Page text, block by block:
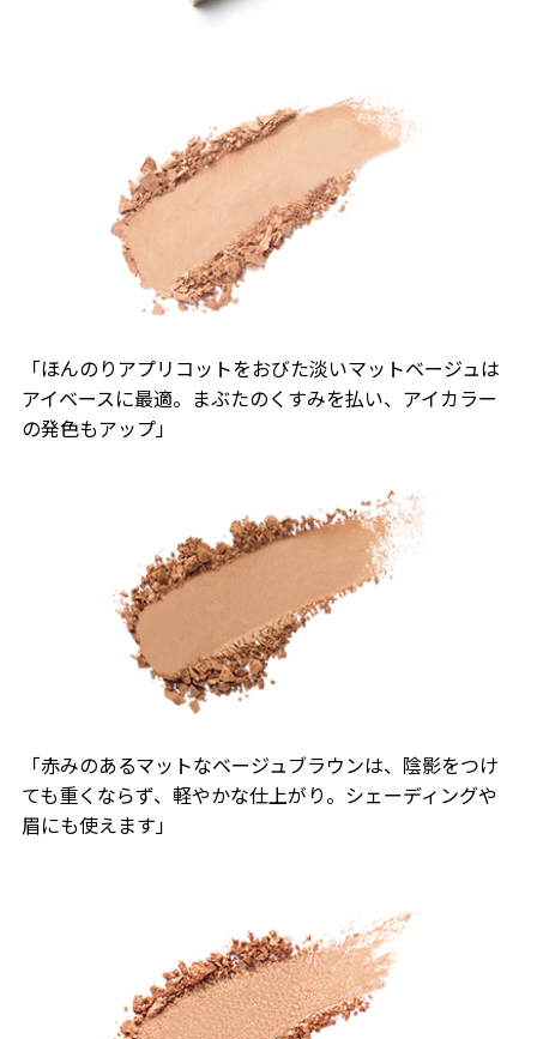
「ほんのりアプリコットをおびた淡いマットベージュは
アイベースに最適。まぶたのくすみを払い、アイカラー
の発色もアップ」
「赤みのあるマットなベージュブラウンは、陰影をつけ
ても重くならず、軽やかな仕上がり。シェーディングや
眉にも使えます」